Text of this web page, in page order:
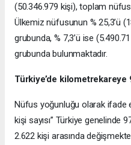
(50.346.979 kişi), toplam
Ülkemiz nüfusunun % 25,3’ü
grubunda, % 7,3’ü ise
grubunda bulunmaktadır.
Türkiye’de
Nüfus yoğunluğu olarak ifade
kişi sayısı” Türkiye genelinde
2.622 kişi arasında